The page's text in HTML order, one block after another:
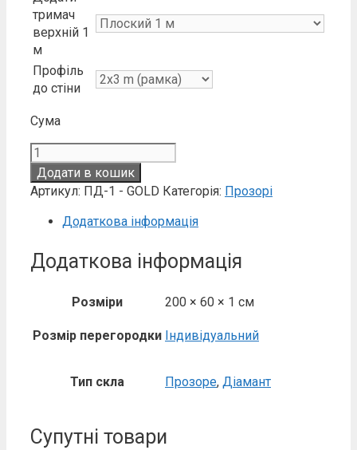
тримач
верхній 1
м
Профіль
до стіни
Сума
Перегородка
прозора
нестандартні
розміри
фурнітура
кількість
Додати в кошик
Артикул: ПД-1 - GOLD Категорія: Прозорі
Додаткова інформація
Додаткова інформація
Розміри 200 × 60 × 1 см
Розмір перегородки Індивідуальний
Тип скла Прозоре, Діамант
Супутні товари